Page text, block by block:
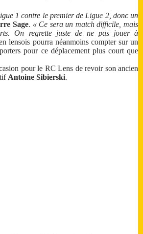
1 contre le premier de Ligue 2, donc un
Sage. « Ce sera un match difficile, mais
On regrette juste de ne pas jouer à
lensois pourra néanmoins compter sur un
pour ce déplacement plus court que
pour le RC Lens de revoir son ancien
Antoine Sibierski.